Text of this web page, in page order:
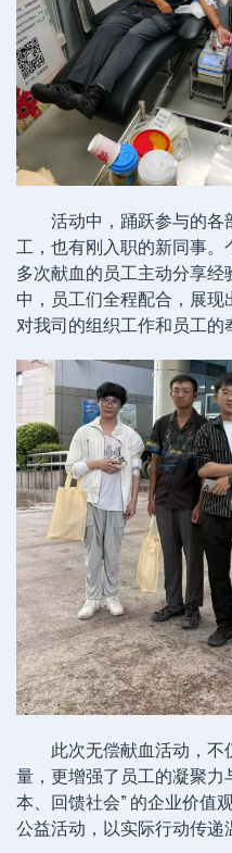
活动中，踊跃参与的各
工，也有刚入职的新同事
多次献血的员工主动分享
中，员工们全程配合，展
对我司的组织工作和员工的
此次无偿献血活动，
量，更增强了员工的凝聚力
本、回馈社会” 的企业价值
公益活动，以实际行动传递